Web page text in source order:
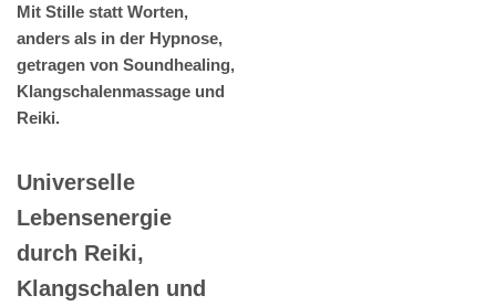
Mit Stille statt Worten,
anders als in der Hypnose,
getragen von Soundhealing,
Klangschalenmassage und
Reiki.
Universelle
Lebensenergie
durch Reiki,
Klangschalen und